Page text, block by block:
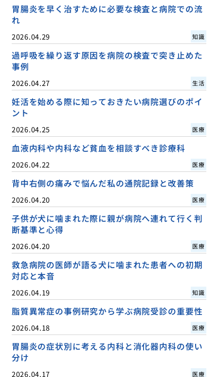
胃腸炎を早く治すために必要な検査と病院での流
れ
2026.04.29 知識
過呼吸を繰り返す原因を病院の検査で突き止めた
事例
2026.04.27 生活
妊活を始める際に知っておきたい病院選びのポイ
ント
2026.04.25 医療
血液内科や内科など貧血を相談すべき診療科
2026.04.22 医療
背中右側の痛みで悩んだ私の通院記録と改善策
2026.04.20 医療
子供が犬に噛まれた際に親が病院へ連れて行く判
断基準と心得
2026.04.20 医療
救急病院の医師が語る犬に噛まれた患者への初期
対応と本音
2026.04.19 知識
脂質異常症の事例研究から学ぶ病院受診の重要性
2026.04.18 医療
胃腸炎の症状別に考える内科と消化器内科の使い
分け
2026.04.17 医療